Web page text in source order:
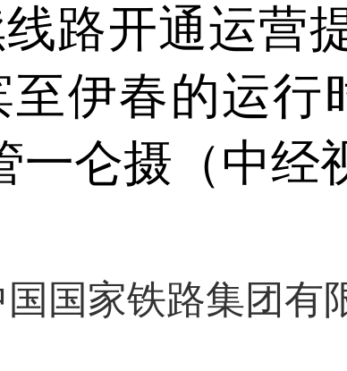
路开通运营
伊春的运行
仑摄（中经
国家铁路集团有